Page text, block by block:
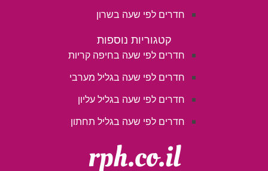
חדרים לפי שעה בשרון
קטגוריות נוספות
חדרים לפי שעה בחיפה קריות
חדרים לפי שעה בגליל מערבי
חדרים לפי שעה בגליל עליון
חדרים לפי שעה בגליל תחתון
rph.co.il